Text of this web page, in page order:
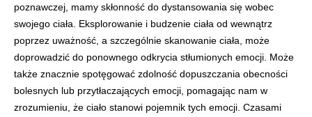
poznawczej, mamy skłonność do dystansowania się wobec
swojego ciała. Eksplorowanie i budzenie ciała od wewnątrz
poprzez uważność, a szczególnie skanowanie ciała, może
doprowadzić do ponownego odkrycia stłumionych emocji. Może
także znacznie spotęgować zdolność dopuszczania obecności
bolesnych lub przytłaczających emocji, pomagając nam w
zrozumieniu, że ciało stanowi pojemnik tych emocji. Czasami